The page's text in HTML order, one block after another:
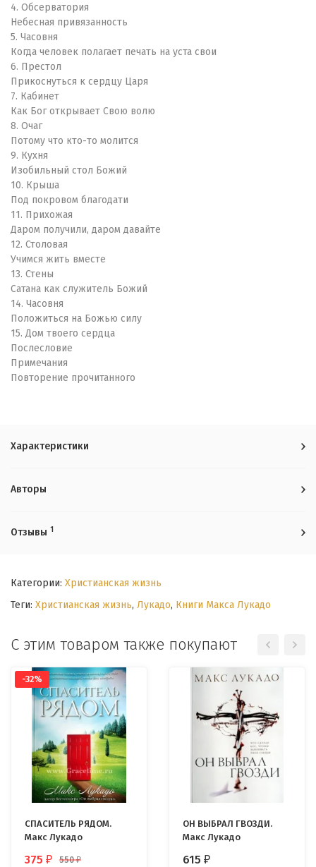
4. Обсерватория
Небесная привязанность
5. Часовня
Когда человек полагает печать на уста свои
6. Престол
Прикоснуться к сердцу Царя
7. Кабинет
Как Бог открывает Свою волю
8. Очаг
Потому что кто-то молится
9. Кухня
Изобильный стол Божий
10. Крыша
Под покровом благодати
11. Прихожая
Даром получили, даром давайте
12. Столовая
Учимся жить вместе
13. Стены
Сатана как служитель Божий
14. Часовня
Положиться на Божью силу
15. Дом твоего сердца
Послесловие
Примечания
Повторение прочитанного
Характеристики
Авторы
Отзывы 1
Категории: Христианская жизнь
Теги: Христианская жизнь, Лукадо, Книги Макса Лукадо
С этим товаром также покупают
-32%
СПАСИТЕЛЬ РЯДОМ.
Макс Лукадо
375 ₽ 550₽
ОН ВЫБРАЛ ГВОЗДИ.
Макс Лукадо
615 ₽